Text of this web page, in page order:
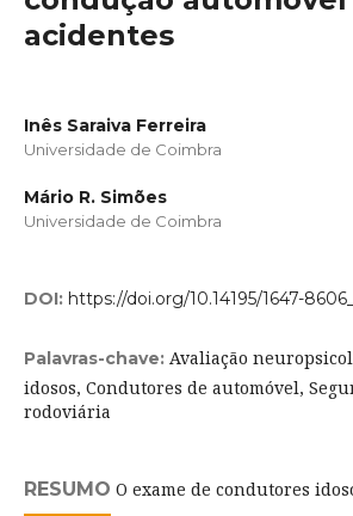
acidentes
Inês Saraiva Ferreira
Universidade de Coimbra
Mário R. Simões
Universidade de Coimbra
DOI: https://doi.org/10.14195/1647-
Palavras-chave: Avaliação
idosos, Condutores de automóvel,
rodoviária
RESUMO O exame de condutores